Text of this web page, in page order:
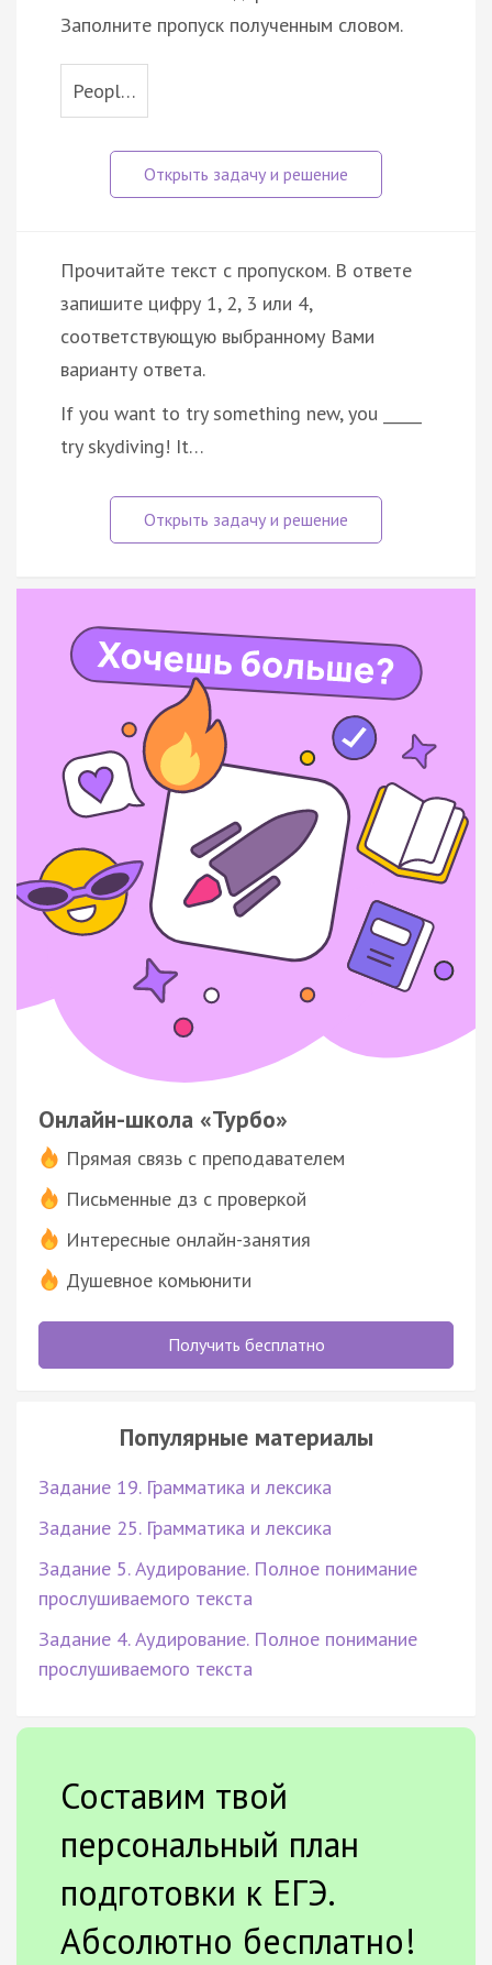
Заполните пропуск полученным словом.
Peopl…
Прочитайте текст с пропуском. В ответе
запишите цифру 1, 2, 3 или 4,
соответствующую выбранному Вами
варианту ответа.
If you want to try something new, you _____
try skydiving! It…
Онлайн-школа «Турбо»
Прямая связь с преподавателем
Письменные дз с проверкой
Интересные онлайн-занятия
Душевное комьюнити
Получить бесплатно
Популярные материалы
Задание 19. Грамматика и лексика
Задание 25. Грамматика и лексика
Задание 5. Аудирование. Полное понимание
прослушиваемого текста
Задание 4. Аудирование. Полное понимание
прослушиваемого текста
Составим твой
персональный план
подготовки к ЕГЭ.
Абсолютно бесплатно!